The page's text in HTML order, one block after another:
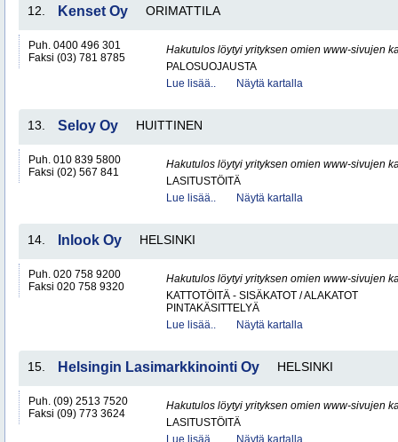
12. Kenset Oy ORIMATTILA
Puh. 0400 496 301
Faksi (03) 781 8785
Hakutulos löytyi yrityksen omien www-sivujen
PALOSUOJAUSTA
Lue lisää..
Näytä kartalla
13. Seloy Oy HUITTINEN
Puh. 010 839 5800
Faksi (02) 567 841
Hakutulos löytyi yrityksen omien www-sivujen
LASITUSTÖITÄ
Lue lisää..
Näytä kartalla
14. Inlook Oy HELSINKI
Puh. 020 758 9200
Faksi 020 758 9320
Hakutulos löytyi yrityksen omien www-sivujen
KATTOTÖITÄ - SISÄKATOT / ALAKATOT
PINTAKÄSITTELYÄ
Lue lisää..
Näytä kartalla
15. Helsingin Lasimarkkinointi Oy HELSINKI
Puh. (09) 2513 7520
Faksi (09) 773 3624
Hakutulos löytyi yrityksen omien www-sivujen
LASITUSTÖITÄ
Lue lisää..
Näytä kartalla